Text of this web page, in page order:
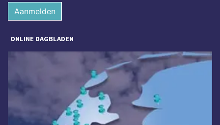
Aanmelden
ONLINE DAGBLADEN